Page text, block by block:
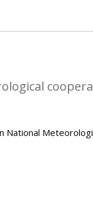
National